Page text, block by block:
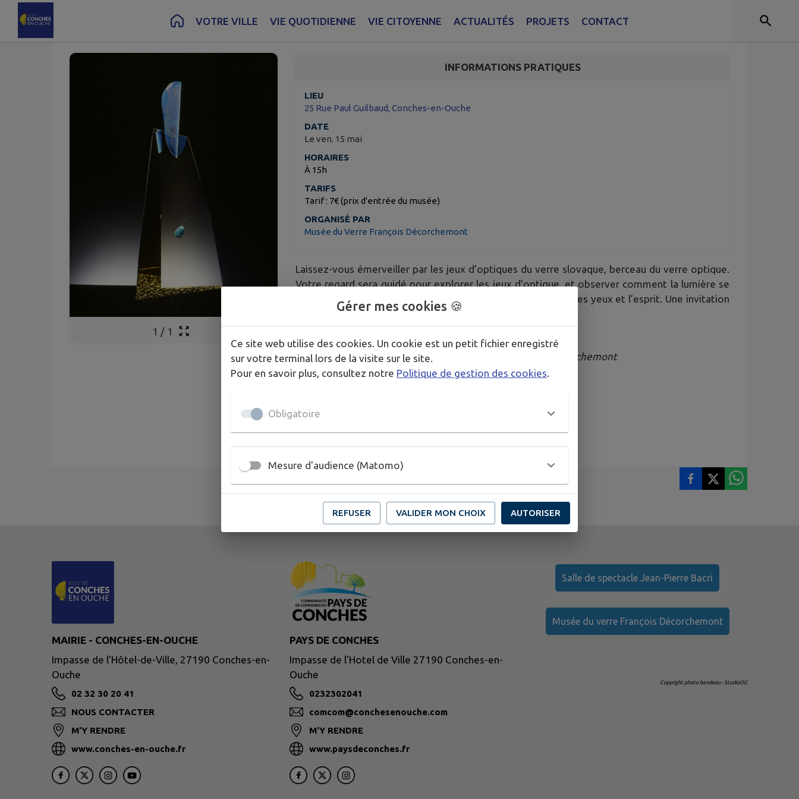
Contenu Pied de page
VOTRE VILLE VIE QUOTIDIENNE VIE CITOYENNE ACTUALITÉS PROJETS CONTACT
15
Ven.
1 / 1
INFORMATIONS PRATIQUES
LIEU
25 Rue Paul Guilbaud, Conches-en-Ouche
DATE
Le ven. 15 mai
HORAIRES
À 15h
TARIFS
Tarif : 7€ (prix d'entrée du musée)
ORGANISÉ PAR
Musée du Verre François Décorchemont
Laissez-vous émerveiller par les jeux d’optiques du verre slovaque, berceau du verre optique.
Votre regard sera guidé pour explorer les jeux d’optique, et observer comment la lumière se
réfracte et se transforme, créant des effets fascinants pour les yeux et l’esprit. Une invitation
à explorer le lien entre science et art.
Publié par Coraline TATZKY - Musée du Verre François Décorchemont
http://www.museeduverre.fr
MAIRIE - CONCHES-EN-OUCHE
Impasse de l'Hôtel-de-Ville, 27190 Conches-en-
Ouche
02 32 30 20 41
NOUS CONTACTER
M'Y RENDRE
www.conches-en-ouche.fr
PAYS DE CONCHES
Impasse de l'Hotel de Ville 27190 Conches-en-
Ouche
0232302041
comcom@conchesenouche.com
M'Y RENDRE
www.paysdeconches.fr
Salle de spectacle Jean-Pierre Bacri
Musée du verre François Décorchemont
Copyright photo bandeau : StudioOG
Gérer mes cookies 🍪
Ce site web utilise des cookies. Un cookie est un petit fichier enregistré
sur votre terminal lors de la visite sur le site.
Pour en savoir plus, consultez notre Politique de gestion des cookies
Obligatoire
Mesure d'audience (Matomo)
REFUSER VALIDER MON CHOIX AUTORISER